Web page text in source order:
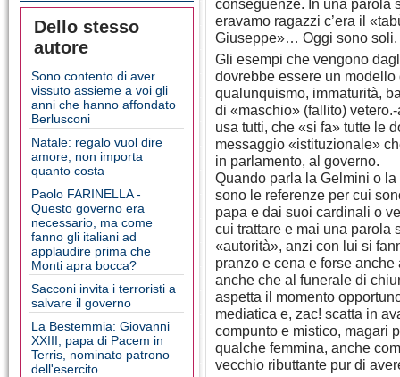
Dello stesso
autore
Sono contento di aver
vissuto assieme a voi gli
anni che hanno affondato
Berlusconi
Natale: regalo vuol dire
amore, non importa
quanto costa
Paolo FARINELLA -
Questo governo era
necessario, ma come
fanno gli italiani ad
applaudire prima che
Monti apra bocca?
Sacconi invita i terroristi a
salvare il governo
La Bestemmia: Giovanni
XXIII, papa di Pacem in
Terris, nominato patrono
dell'esercito
conseguenze. In una parola
eravamo ragazzi c’era il
Giuseppe»… Oggi sono soli.
Gli esempi che vengono
dovrebbe essere un
qualunquismo, immaturità,
di «maschio» (fallito)
usa tutti, che «si fa» tutte le
messaggio «istituzionale»
in parlamento, al governo.
Quando parla la Gelmini o
sono le referenze per cui
papa e dai suoi cardinali o
cui trattare e mai una parola
«autorità», anzi con lui si
pranzo e cena e forse
anche che al funerale di
aspetta il momento
mediatica e, zac! scatta in
compunto e mistico, magari
qualche femmina, anche
vecchio ributtante pur di